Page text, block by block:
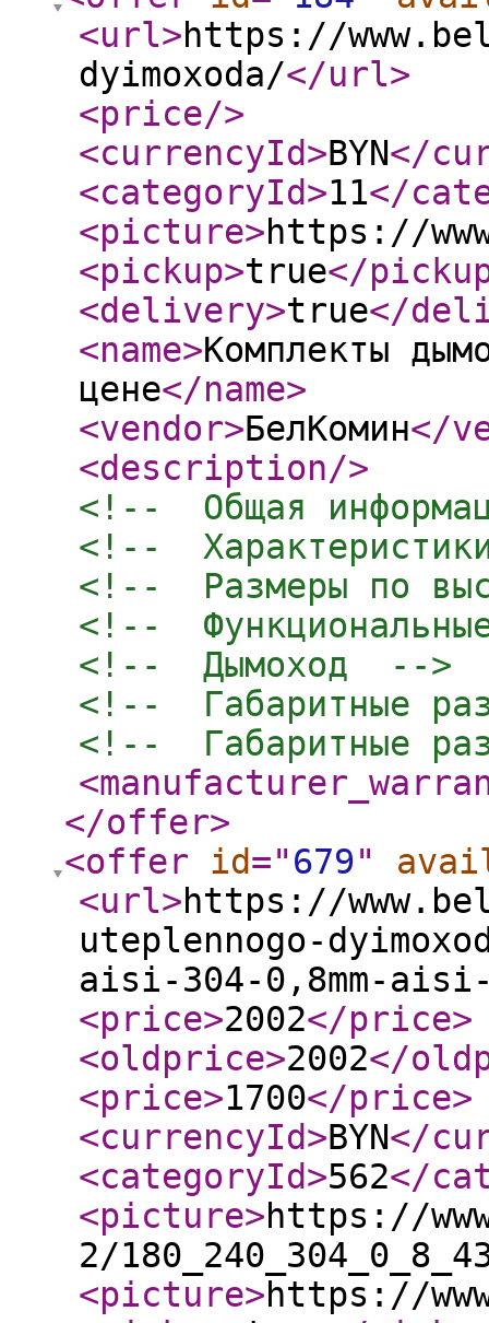
<url>https://
dyimoxoda/</url>
<price/>
<currencyId>BYN</
<categoryId>11</
<picture>https://
<pickup>true</
<delivery>true</
<name>Комплекты
цене</name>
<vendor>БелКомин</
<description/>
<!--  Общая
<!--
<!--  Размеры по
<!--
<!--  Дымоход  -->
<!--  Габаритные
<!--  Габаритные
</offer>
<offer
id="679"
<url>https://
uteplennogo-
aisi-304-0,8mm-aisi-
<price>2002</price>
<oldprice>2002</
<price>1700</price>
<currencyId>BYN</
<categoryId>562</
<picture>https://
2/
<picture>https://